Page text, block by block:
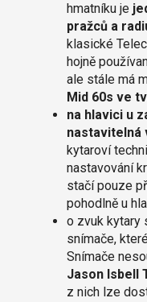
hmatníku je
pražců a
klasické
hojně
ale stále má
Mid 60s ve
na hlavici u
nastavitelná
kytaroví
nastavování
stačí pouze
pohodlně u
o zvuk kytary
snímače,
Snímače
Jason Isbell
z nich lze